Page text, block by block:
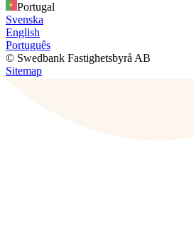
Portugal
Svenska
English
Português
© Swedbank Fastighetsbyrå AB
Sitemap